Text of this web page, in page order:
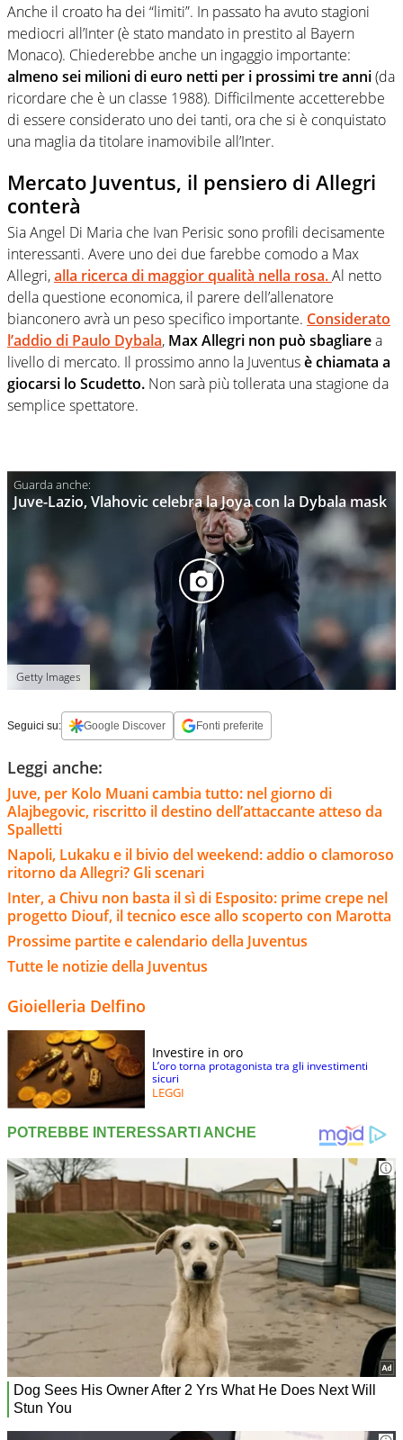
Anche il croato ha dei “limiti”. In passato ha avuto stagioni
mediocri all’Inter (è stato mandato in prestito al Bayern
Monaco). Chiederebbe anche un ingaggio importante:
almeno sei milioni di euro netti per i prossimi tre anni(da
ricordare che è un classe 1988). Difficilmente accetterebbe
di essere considerato uno dei tanti, ora che si è conquistato
una maglia da titolare inamovibile all’Inter.
Mercato Juventus, il pensiero di Allegri
conterà
Sia Angel Di Maria che Ivan Perisic sono profili decisamente
interessanti. Avere uno dei due farebbe comodo a Max
Allegri,alla ricerca di maggior qualità nella rosa.Al netto
della questione economica, il parere dell’allenatore
bianconero avrà un peso specifico importante. Considerato
l’addio di Paulo Dybala, Max Allegri non può sbagliarea
livello di mercato. Il prossimo anno la Juventusè chiamata a
giocarsi lo Scudetto. Non sarà più tollerata una stagione da
semplice spettatore.
Juve-Lazio, Vlahovic celebra la Joya con la Dybala mask
Getty Images
Seguici su: Google Discover Fonti preferite
Leggi anche:
Juve, per Kolo Muani cambia tutto: nel giorno di
Alajbegovic, riscritto il destino dell’attaccante atteso da
Spalletti
Napoli, Lukaku e il bivio del weekend: addio o clamoroso
ritorno da Allegri? Gli scenari
Inter, a Chivu non basta il sì di Esposito: prime crepe nel
progetto Diouf, il tecnico esce allo scoperto con Marotta
Prossime partite e calendario della Juventus
Tutte le notizie della Juventus
Gioielleria Delfino
Investire in oro
L’oro torna protagonista tra gli investimenti
sicuri
LEGGI